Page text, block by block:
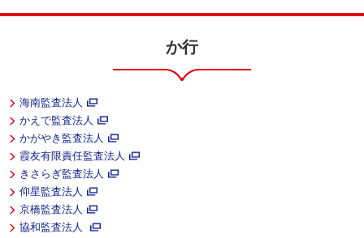
か行
海南監査法人
かえで監査法人
かがやき監査法人
霞友有限責任監査法人
きさらぎ監査法人
仰星監査法人
京橋監査法人
協和監査法人